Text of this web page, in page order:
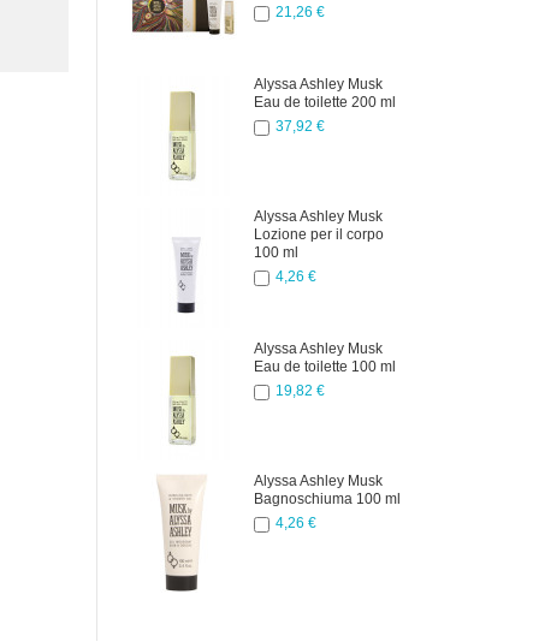
21,26 €
Alyssa Ashley Musk
Eau de toilette 200 ml
37,92 €
Alyssa Ashley Musk
Lozione per il corpo
100 ml
4,26 €
Alyssa Ashley Musk
Eau de toilette 100 ml
19,82 €
Alyssa Ashley Musk
Bagnoschiuma 100 ml
4,26 €